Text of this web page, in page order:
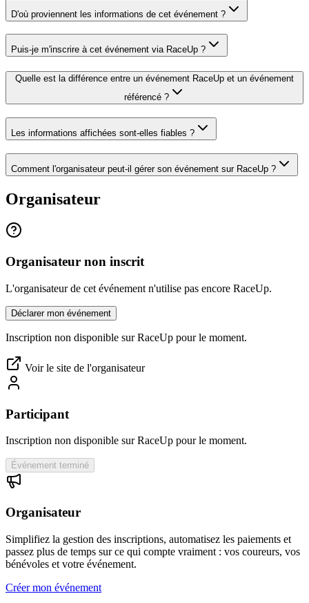
D'où proviennent les informations de cet événement ?
Puis-je m'inscrire à cet événement via RaceUp ?
Quelle est la différence entre un événement RaceUp et un événement
référencé ?
Les informations affichées sont-elles fiables ?
Comment l'organisateur peut-il gérer son événement sur RaceUp ?
Organisateur
Organisateur non inscrit
L'organisateur de cet événement n'utilise pas encore RaceUp.
Déclarer mon événement
Inscription non disponible sur RaceUp pour le moment.
Voir le site de l'organisateur
Participant
Inscription non disponible sur RaceUp pour le moment.
Événement terminé
Organisateur
Simplifiez la gestion des inscriptions, automatisez les paiements et
passez plus de temps sur ce qui compte vraiment : vos coureurs, vos
bénévoles et votre événement.
Créer mon événement